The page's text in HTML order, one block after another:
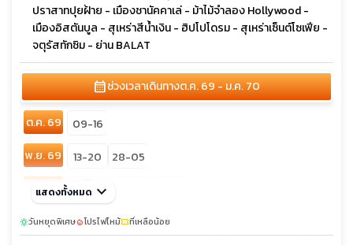
ปราสาทปุยฝ้าย - เมืองชานัคคาเล่ - ม้าไม้จำลอง Hollywood -
เมืองอิสตันบูล - สุเหร่าสีน้ำเงิน - ฮิปโปโดรม - สุเหร่าเซ็นต์โซเฟีย -
จตุรัสทักซิม - ย่าน BALAT
calendar_monthช่วงเวลาเดินทางต.ค. 69 - ม.ค. 70
ต.ค. 69
09-16
พ.ย. 69
13-20
28-05
ธ.ค. 69
sunny
10-17
แสดงทั้งหมด keyboard_arrow_down
sunnyวันหยุดพิเศษlocal_fire_departmentโปรไฟไหม้confirmation_numberที่เหลือน้อย